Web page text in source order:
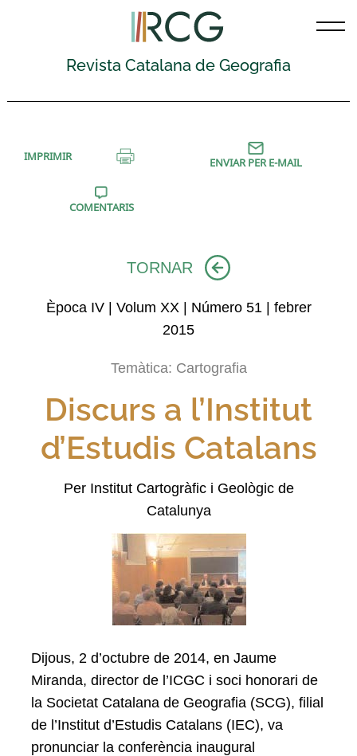
Revista Catalana de Geografia
IMPRIMIR ENVIAR PER E-MAIL
COMENTARIS
TORNAR
Època IV | Volum XX | Número 51 | febrer
2015
Temàtica: Cartografia
Discurs a l’Institut
d’Estudis Catalans
Per Institut Cartogràfic i Geològic de
Catalunya
Dijous, 2 d’octubre de 2014, en Jaume
Miranda, director de l’ICGC i soci honorari de
la Societat Catalana de Geografia (SCG), filial
de l’Institut d’Estudis Catalans (IEC), va
pronunciar la conferència inaugural